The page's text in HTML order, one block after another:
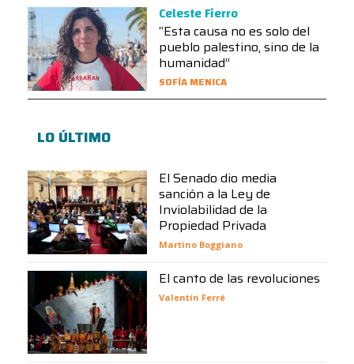
Celeste Fierro
“Esta causa no es solo del
pueblo palestino, sino de la
humanidad”
SOFÍA MENICA
LO ÚLTIMO
El Senado dio media
sanción a la Ley de
Inviolabilidad de la
Propiedad Privada
Martino Boggiano
El canto de las revoluciones
Valentín Ferré